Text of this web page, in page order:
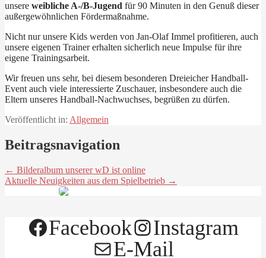
unsere weibliche A-/B-Jugend für 90 Minuten in den Genuß dieser
außergewöhnlichen Fördermaßnahme.
Nicht nur unsere Kids werden von Jan-Olaf Immel profitieren, auch
unsere eigenen Trainer erhalten sicherlich neue Impulse für ihre
eigene Trainingsarbeit.
Wir freuen uns sehr, bei diesem besonderen Dreieicher Handball-
Event auch viele interessierte Zuschauer, insbesondere auch die
Eltern unseres Handball-Nachwuchses, begrüßen zu dürfen.
Veröffentlicht in: Allgemein
Beitragsnavigation
← Bilderalbum unserer wD ist online
Aktuelle Neuigkeiten aus dem Spielbetrieb →
Facebook
Instagram
E-Mail